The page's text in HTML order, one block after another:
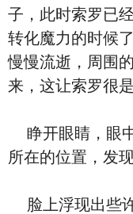
子，此时索罗已
转化魔力的时候
慢慢流逝，周围
来，这让索罗很是
睁开眼睛，眼
所在的位置，发
脸上浮现出些